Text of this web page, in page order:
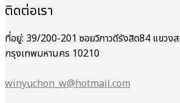
ติดต่อเรา
ที่อยู่: 39/200-201 ซอยวิภาวดีรังสิต84 แขวง
กรุงเทพมหานคร 10210
winyuchon_w@hotmail.com